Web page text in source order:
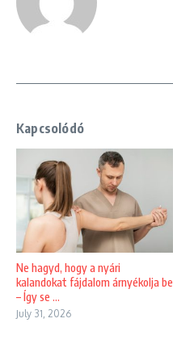
Kapcsolódó
Ne hagyd, hogy a nyári
kalandokat fájdalom árnyékolja be
– Így se ...
July 31, 2026